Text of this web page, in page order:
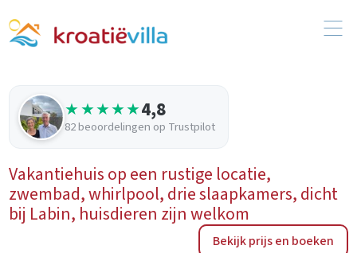
★★★★★4,8
82 beoordelingen op Trustpilot
Vakantiehuis op een rustige locatie,
zwembad, whirlpool, drie slaapkamers, dicht
bij Labin, huisdieren zijn welkom
Bekijk prijs en boeken